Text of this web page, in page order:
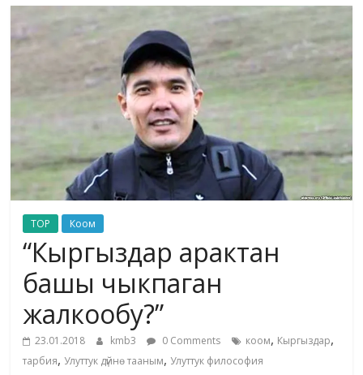
маданияты
жана
TOP Коом
“Кыргыздар арактан
башы чыкпаган
жалкообу?”
23.01.2018 kmb3 0 Comments коом, Кыргыздар,
тарбия, Улуттук дүйнө тааным, Улуттук философия